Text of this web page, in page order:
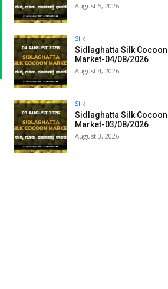
August 5, 2026
Silk
Sidlaghatta Silk Cocoon
Market-04/08/2026
August 4, 2026
Silk
Sidlaghatta Silk Cocoon
Market-03/08/2026
August 3, 2026